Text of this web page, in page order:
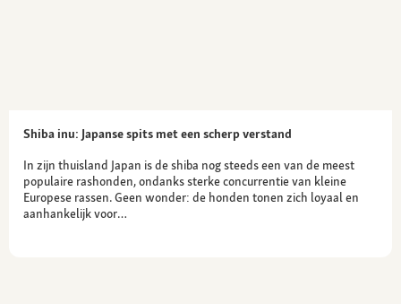
Shiba inu: Japanse spits met een scherp verstand
In zijn thuisland Japan is de shiba nog steeds een van de meest
populaire rashonden, ondanks sterke concurrentie van kleine
Europese rassen. Geen wonder: de honden tonen zich loyaal en
aanhankelijk voor…